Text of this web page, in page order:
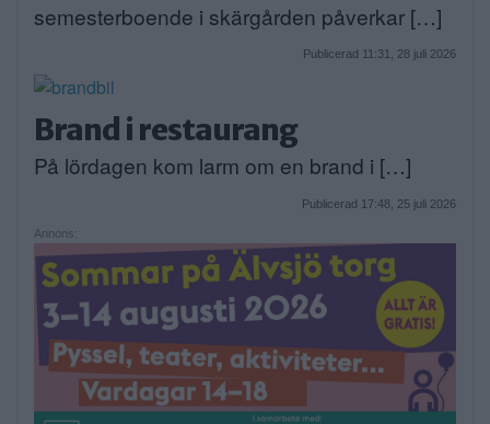
semesterboende i skärgården påverkar […]
Publicerad 11:31, 28 juli 2026
Brand i restaurang
På lördagen kom larm om en brand i […]
Publicerad 17:48, 25 juli 2026
Annons: